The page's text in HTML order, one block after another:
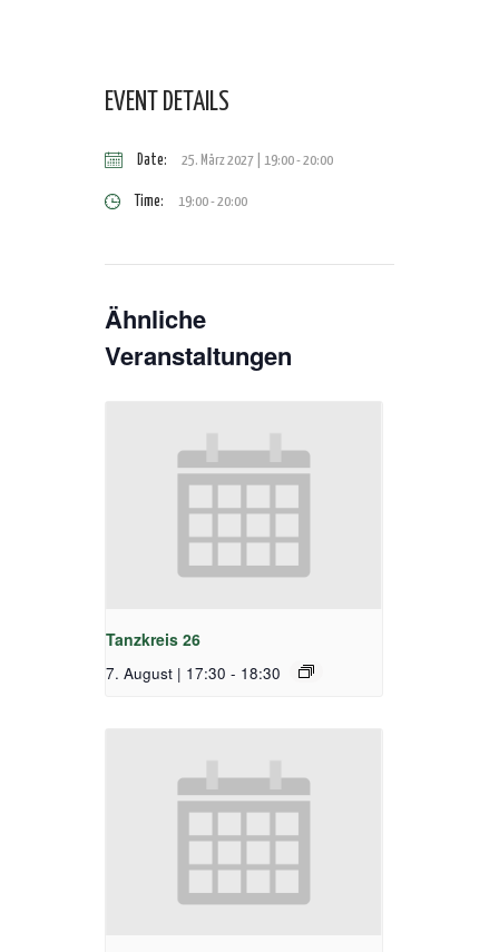
EVENT DETAILS
Date: 25. März 2027 | 19:00-20:00
Time: 19:00 - 20:00
Ähnliche
Veranstaltungen
Tanzkreis 26
7. August | 17:30 - 18:30